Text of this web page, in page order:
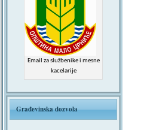
Email za službenike i mesne
kacelarije
Građevinska dozvola